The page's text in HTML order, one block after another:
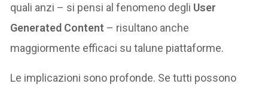
quali anzi – si pensi al fenomeno degli User
Generated Content – risultano anche
maggiormente efficaci su talune piattaforme.
Le implicazioni sono profonde. Se tutti possono